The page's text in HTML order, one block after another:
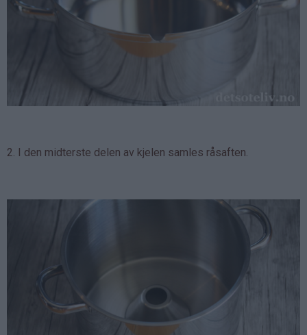
2. I den midterste delen av kjelen samles råsaften.